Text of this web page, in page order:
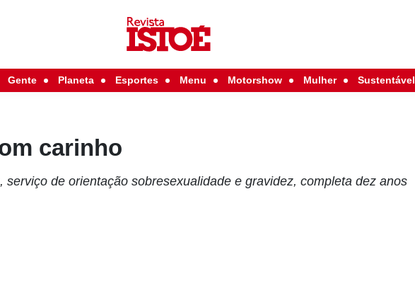
Gente Planeta Esportes Menu Motorshow Mulher Sustentável
carinho
serviço de orientação sobresexualidade e gravidez, completa dez anos